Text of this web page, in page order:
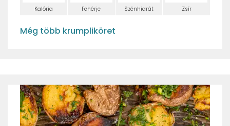
Kalória Fehérje Szénhidrát Zsír
Még több krumpliköret